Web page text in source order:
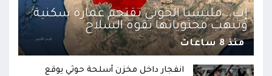
إب.. مليشيا الحوثي تقتحم عمارة سكنية
وتنهب محتوياتها بقوة السلاح
منذ 8 ساعات
انفجار داخل مخزن أسلحة حوثي يوقع